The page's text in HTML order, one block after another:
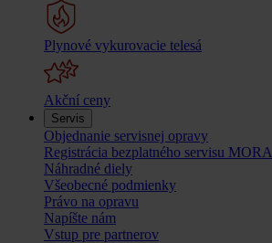
Plynové vykurovacie telesá
Akční ceny
Servis
Objednanie servisnej opravy
Registrácia bezplatného servisu MORA
Náhradné diely
Všeobecné podmienky
Právo na opravu
Napíšte nám
Vstup pre partnerov